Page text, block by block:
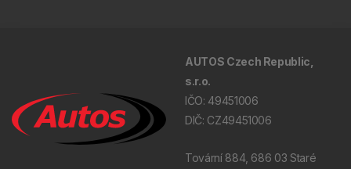
AUTOS Czech Republic,
s.r.o.
IČO: 49451006
DIČ: CZ49451006
Tovární 884, 686 03 Staré